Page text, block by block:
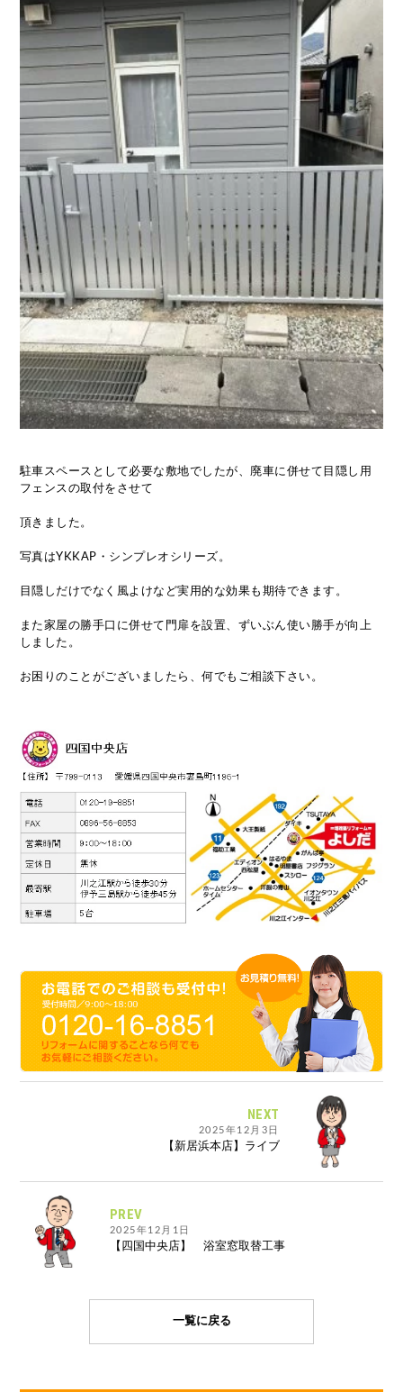
駐車スペースとして必要な敷地でしたが、廃車に併せて目隠し用
フェンスの取付をさせて
頂きました。
写真はYKKAP・シンプレオシリーズ。
目隠しだけでなく風よけなど実用的な効果も期待できます。
また家屋の勝手口に併せて門扉を設置、ずいぶん使い勝手が向上
しました。
お困りのことがございましたら、何でもご相談下さい。
PREV
2025年12月1日
【四国中央店】 浴室窓取替工事
NEXT
2025年12月3日
【新居浜本店】ライブ
一覧に戻る